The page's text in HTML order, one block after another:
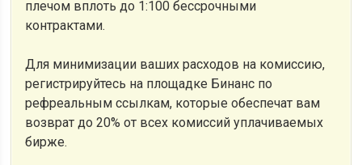
плечом вплоть до 1:100 бессрочными
контрактами.
Для минимизации ваших расходов на комиссию,
регистрируйтесь на площадке Бинанс по
рефреальным ссылкам, которые обеспечат вам
возврат до 20% от всех комиссий уплачиваемых
бирже.